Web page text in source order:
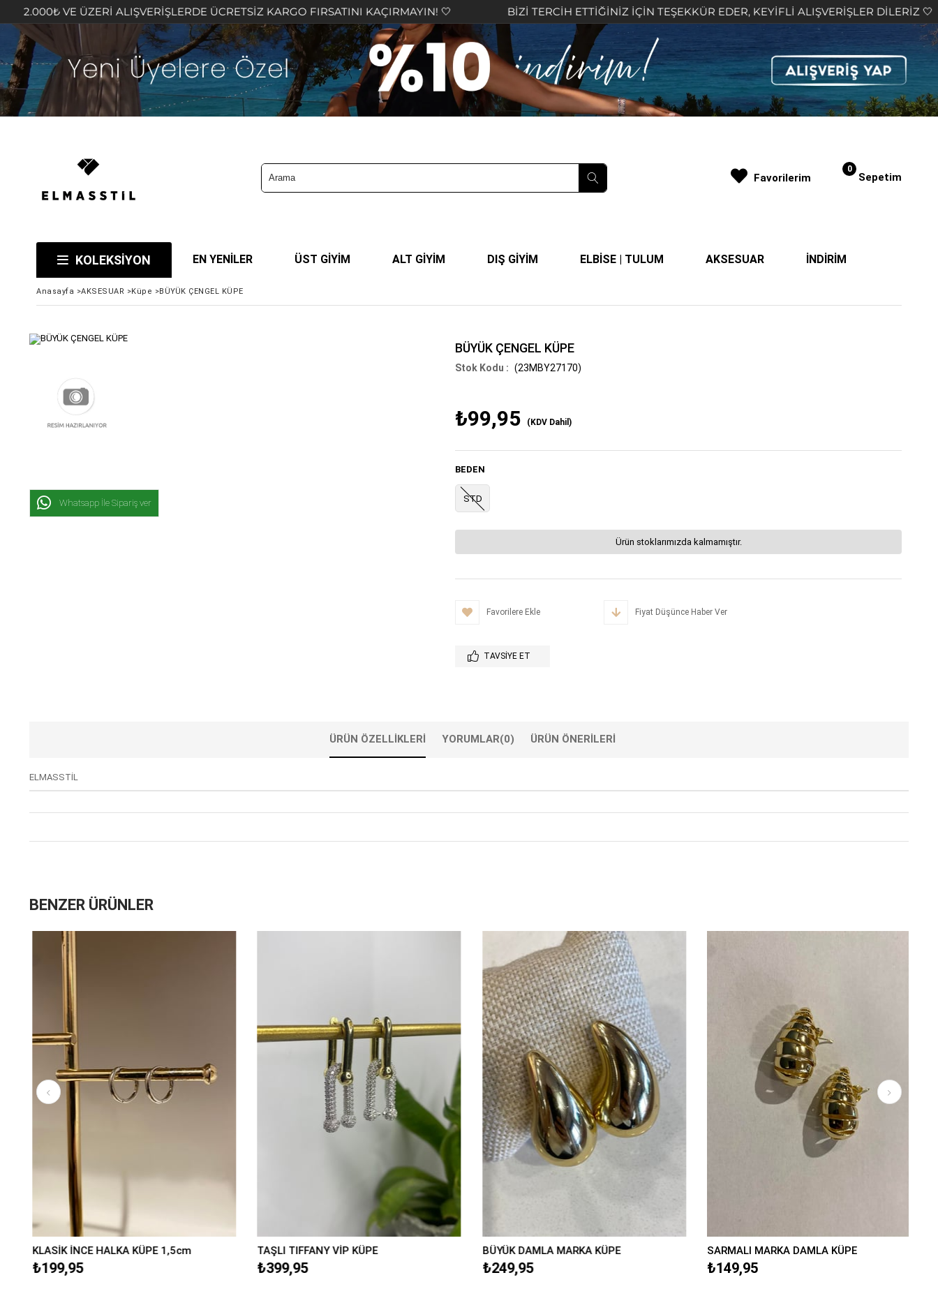
ÜZERİ ALIŞVERİŞLERDE ÜCRETSİZ KARGO FIRSATINI KAÇIRMAYIN! 🤍 BİZİ TERCİH ETTİĞİNİZ İÇİN TEŞEKKÜR EDER, KEYİFLİ ALIŞVERİŞLER DİLERİZ 🤍
Sepetim
0
KOLEKSİYON EN YENİLER ÜST GİYİM ALT GİYİM DIŞ GİYİM ELBİSE | TULUM AKSESUAR İNDİRİM
Favorilerim
Anasayfa >AKSESUAR >Küpe >BÜYÜK ÇENGEL KÜPE
Whatsapp İle Sipariş ver
BÜYÜK ÇENGEL KÜPE
(23MBY27170)
₺99,95 (KDV Dahil)
BEDEN
STD
Ürün stoklarımızda kalmamıştır.
Favorilere Ekle Fiyat Düşünce Haber Ver
TAVSIYE ET
ÜRÜN ÖZELLIKLERI YORUMLAR(0) ÜRÜN ÖNERILERI
ELMASSTİL
BENZER ÜRÜNLER
KLASİK İNCE HALKA KÜPE 1,5cm
₺199,95
TAŞLI TIFFANY VİP KÜPE
₺399,95
BÜYÜK DAMLA MARKA KÜPE
₺249,95
SARMALI MARKA DAMLA KÜPE
₺149,95